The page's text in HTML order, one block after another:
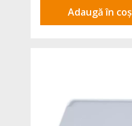
Adaugă în coș